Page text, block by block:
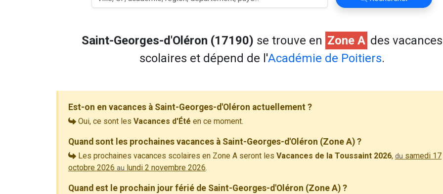
Saint-Georges-d'Oléron (17190) se trouve en Zone A des vacances
scolaires et dépend de l'Académie de Poitiers.
Est-on en vacances à Saint-Georges-d'Oléron actuellement ?
Oui, ce sont les Vacances d'Été en ce moment.
Quand sont les prochaines vacances à Saint-Georges-d'Oléron (Zone A) ?
Les prochaines vacances scolaires en Zone A seront les Vacances de la Toussaint 2026, du samedi 17
octobre 2026 au lundi 2 novembre 2026.
Quand est le prochain jour férié de Saint-Georges-d'Oléron (Zone A) ?